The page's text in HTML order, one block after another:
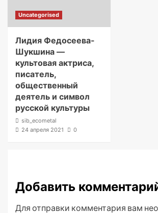
Uncategorised
Лидия Федосеева-
Шукшина —
культовая актриса,
писатель,
общественный
деятель и символ
русской культуры
sib_ecometal
24 апреля 2021
0
Добавить
Для отправки комментария вам